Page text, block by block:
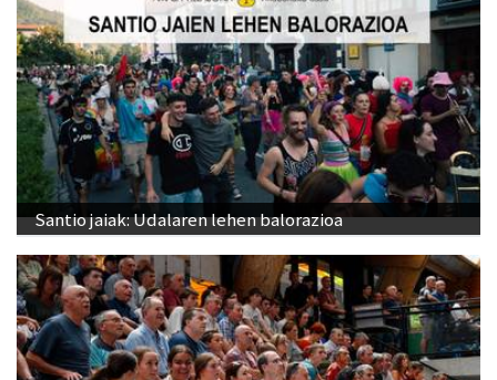
Santio jaiak: Udalaren lehen balorazioa